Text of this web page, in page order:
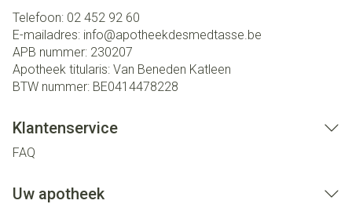
Telefoon: 02 452 92 60
E-mailadres: info@apotheekdesmedtasse.be
APB nummer: 230207
Apotheek titularis: Van Beneden Katleen
BTW nummer: BE0414478228
Klantenservice
FAQ
Uw apotheek